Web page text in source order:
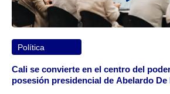
Política
Cali se convierte en el centro del
posesión presidencial de Abelardo De